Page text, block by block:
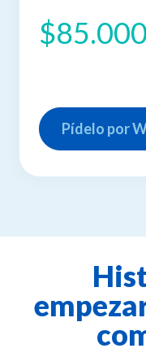
$85.000
Pídelo por